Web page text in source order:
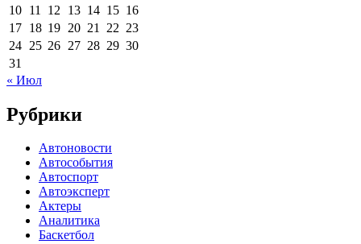
10 11 12 13 14 15 16
17 18 19 20 21 22 23
24 25 26 27 28 29 30
31
« Июл
Рубрики
Автоновости
Автособытия
Автоспорт
Автоэксперт
Актеры
Аналитика
Баскетбол